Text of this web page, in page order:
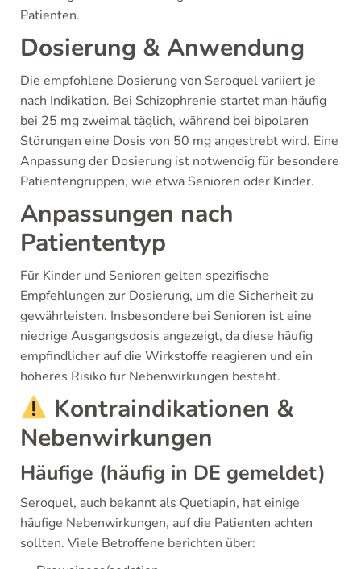
Patienten.
Dosierung & Anwendung
Die empfohlene Dosierung von Seroquel variiert je
nach Indikation. Bei Schizophrenie startet man häufig
bei 25 mg zweimal täglich, während bei bipolaren
Störungen eine Dosis von 50 mg angestrebt wird. Eine
Anpassung der Dosierung ist notwendig für besondere
Patientengruppen, wie etwa Senioren oder Kinder.
Anpassungen nach
Patiententyp
Für Kinder und Senioren gelten spezifische
Empfehlungen zur Dosierung, um die Sicherheit zu
gewährleisten. Insbesondere bei Senioren ist eine
niedrige Ausgangsdosis angezeigt, da diese häufig
empfindlicher auf die Wirkstoffe reagieren und ein
höheres Risiko für Nebenwirkungen besteht.
Kontraindikationen &
Nebenwirkungen
Häufige (häufig in DE gemeldet)
Seroquel, auch bekannt als Quetiapin, hat einige
häufige Nebenwirkungen, auf die Patienten achten
sollten. Viele Betroffene berichten über: